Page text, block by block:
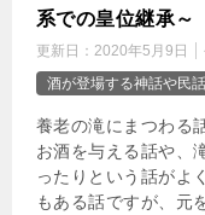
系での皇位継承～
更新日： 2020年5月9日
酒が登場する神話や民話
養老の滝にまつわる
お酒を与える話や、
ったりという話がよ
もある話ですが、元